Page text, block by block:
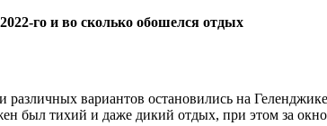
вариантов остановились на
был тихий и даже дикий отдых, при этом за